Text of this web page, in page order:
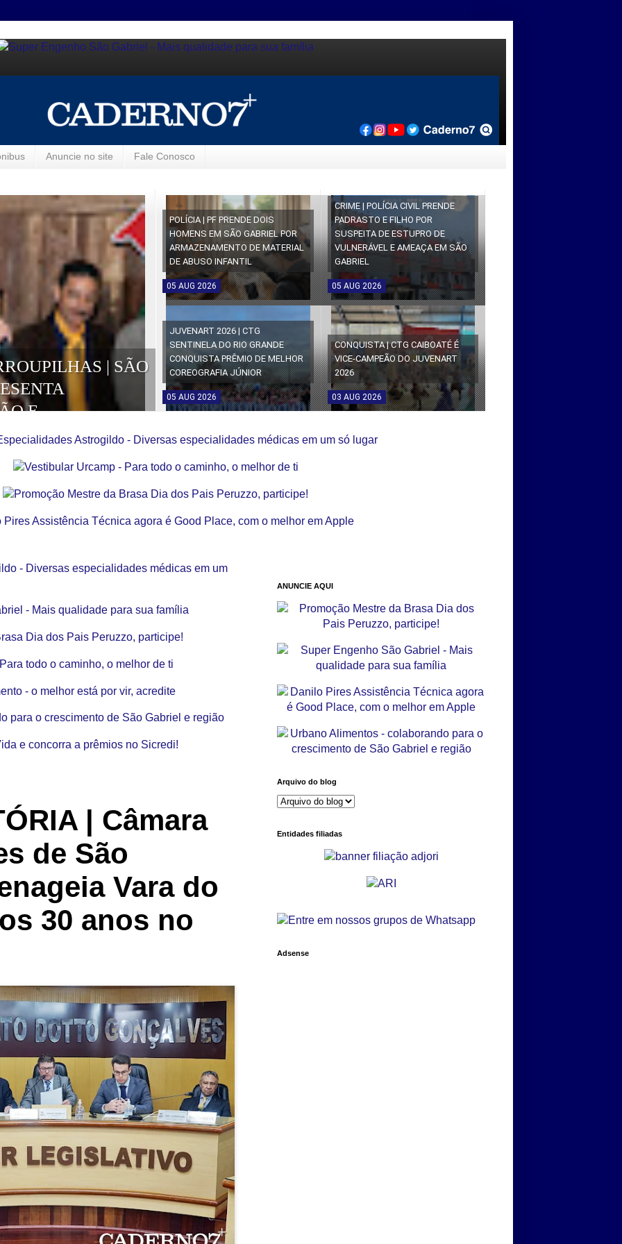
Anuncie no site Fale Conosco
| SÃO
E
DA EDIÇÃO
POLÍCIA | PF PRENDE DOIS
HOMENS EM SÃO GABRIEL POR
ARMAZENAMENTO DE MATERIAL
DE ABUSO INFANTIL
05 AUG 2026
CRIME | POLÍCIA CIVIL PRENDE
PADRASTO E FILHO POR
SUSPEITA DE ESTUPRO DE
VULNERÁVEL E AMEAÇA EM SÃO
GABRIEL
05 AUG 2026
JUVENART 2026 | CTG
SENTINELA DO RIO GRANDE
CONQUISTA PRÊMIO DE MELHOR
COREOGRAFIA JÚNIOR
05 AUG 2026
CONQUISTA | CTG CAIBOATÉ É
VICE-CAMPEÃO DO JUVENART
2026
03 AUG 2026
| Câmara
de São
Vara do
30 anos no
ANUNCIE AQUI
Arquivo do blog
Entidades filiadas
Adsense